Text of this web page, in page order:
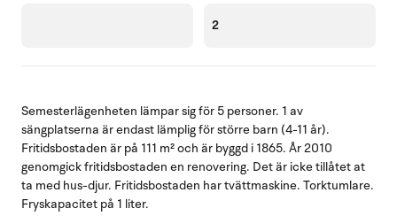
2
Semesterlägenheten lämpar sig för 5 personer. 1 av
sängplatserna är endast lämplig för större barn (4-11 år).
Fritidsbostaden är på 111 m² och är byggd i 1865. År 2010
genomgick fritidsbostaden en renovering. Det är icke tillåtet at
ta med hus-djur. Fritidsbostaden har tvättmaskine. Torktumlare.
Fryskapacitet på 1 liter.